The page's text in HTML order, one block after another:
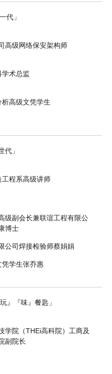
代」
高级网络保安架构师
学术总监
高级文凭学生
代」
工程系高级讲师
级副会长兼联谊工程有限公
博士
公司焊接检验师蔡娟娟
凭学生张乔惠
』『味』餐匙」
学院（THEi高科院）工商及
副院长